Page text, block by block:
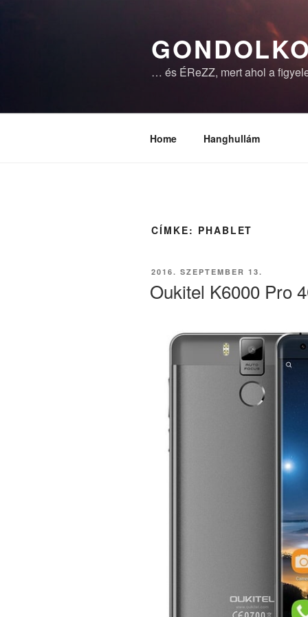
… és ÉReZZ, mert ahol a
Home Hanghullám
CÍMKE: PHABLET
BEKÜLDVE:
2016. SZEPTEMBER 13.
Oukitel K6000 Pro